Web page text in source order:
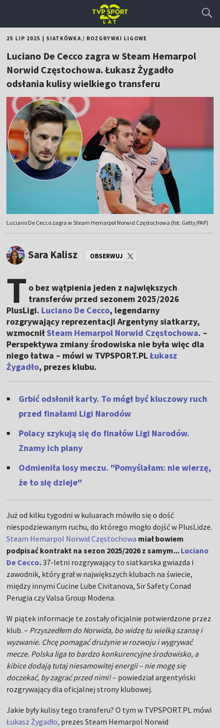
25 LIP 2025 SIATKÓWKA/ ROZGRYWKI LIGOWE
Luciano De Cecco zagra w Steam Hemarpol
Norwid Częstochowa. Łukasz Żygadło
odsłania kulisy wielkiego transferu
Luciano De Cecco zagra w Steam Hemarpol Norwid Częstochowa (fot. Getty/PAP)
Sara Kalisz OBSERWUJ
T o bez wątpienia jeden z największych
transferów przed sezonem 2025/2026
PlusLigi. Luciano De Cecco, legendarny
rozgrywający reprezentacji Argentyny siatkarzy,
wzmocniłSteam Hemarpol Norwid Częstochowa. –
Perspektywa zmiany środowiska nie była więc dla
niego łatwa – mówi w TVPSPORT.PLŁukasz
Żygadło, prezes klubu.
Grbić odsłonił karty. To mógł być kluczowy ruch
przed finałami Ligi Narodów
Polacy szykują się do finałów Ligi Narodów.
Znamy ich plany
Odmieniła losy meczu. "Pomyślałam: nie wierzę,
że to się dzieje"
Już od kilku tygodni w kuluarach mówiło się o dość
niespodziewanym ruchu, do którego mogło dojść w PlusLidze.
Steam Hemarpol Norwid Częstochowa miał bowiem
podpisać kontrakt na sezon 2025/2026 z samym... Luciano
De Cecco.37-letni rozgrywający to siatkarska gwiazda i
zawodnik, który grał w największych klubach na świecie,
między innymi Cucine Lube Civitanova, Sir Safety Conad
Perugia czy Valsa Group Modena.
W piątek informacje te zostały oficjalnie potwierdzone przez
klub. – Przyszedłem do Norwida, bo widzę tu wielką szansę i
wyzwanie. Chcę pomagać drużynie w rozwoju i wygrywać
mecze. Polska liga to bardzo konkurencyjne środowisko, a
kibice dodają tutaj niesamowitej energii – nie mogę się
doczekać, by zagrać przed nimi!– powiedział argentyński
rozgrywający dla oficjalnej strony klubowej.
Jakie były kulisy tego transferu? O tym w TVPSPORT.PL mówi
Łukasz Żygadło, prezes Steam Hemarpol Norwid